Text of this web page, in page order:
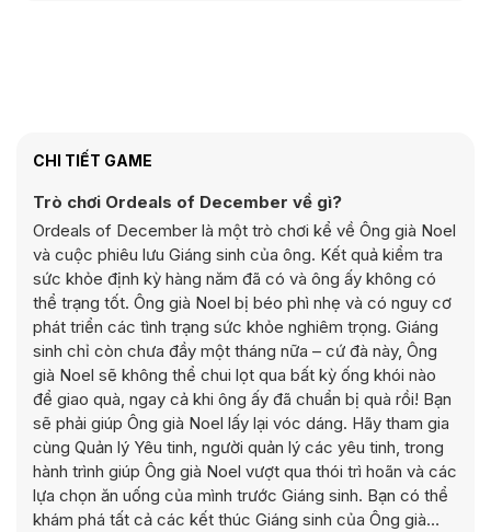
CHI TIẾT GAME
Trò chơi Ordeals of December về gì?
Ordeals of December là một trò chơi kể về Ông già Noel
và cuộc phiêu lưu Giáng sinh của ông. Kết quả kiểm tra
sức khỏe định kỳ hàng năm đã có và ông ấy không có
thể trạng tốt. Ông già Noel bị béo phì nhẹ và có nguy cơ
phát triển các tình trạng sức khỏe nghiêm trọng. Giáng
sinh chỉ còn chưa đầy một tháng nữa – cứ đà này, Ông
già Noel sẽ không thể chui lọt qua bất kỳ ống khói nào
để giao quà, ngay cả khi ông ấy đã chuẩn bị quà rồi! Bạn
sẽ phải giúp Ông già Noel lấy lại vóc dáng. Hãy tham gia
cùng Quản lý Yêu tinh, người quản lý các yêu tinh, trong
hành trình giúp Ông già Noel vượt qua thói trì hoãn và các
lựa chọn ăn uống của mình trước Giáng sinh. Bạn có thể
khám phá tất cả các kết thúc Giáng sinh của Ông già